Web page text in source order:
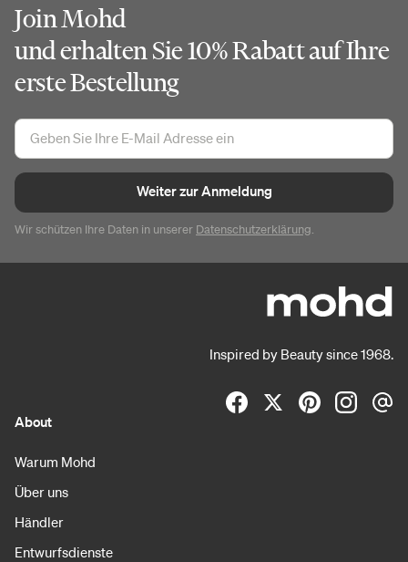
Join Mohd
und erhalten Sie 10% Rabatt auf Ihre
erste Bestellung
Weiter zur Anmeldung
Wir schützen Ihre Daten in unserer Datenschutzerklärung.
Inspired by Beauty since 1968.
About
Warum Mohd
Über uns
Händler
Entwurfsdienste